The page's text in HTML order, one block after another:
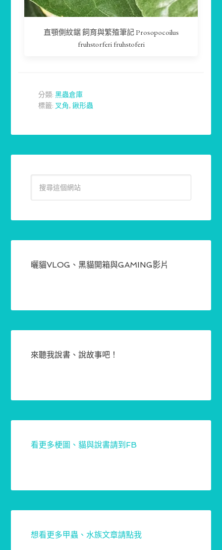
直顎側紋鋸 飼育與繁殖筆記 Prosopocoilus
fruhstorferi fruhstoferi
分類:黑蟲倉庫
標籤: 叉角,鍬形蟲
曬貓VLOG、黑貓開箱與GAMING影片
來聽我說書、說故事吧！
看更多梗圖、貓與說書請到FB
想看更多甲蟲、水族文章請點我